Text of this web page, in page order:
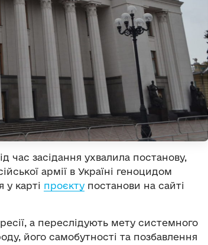
час засідання ухвалила постанову,
армії в Україні геноцидом
у карті проєкту постанови на сайті
а переслідують мету системного
його самобутності та позбавлення